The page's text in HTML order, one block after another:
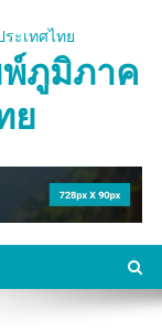
ภูมิภาค
ย